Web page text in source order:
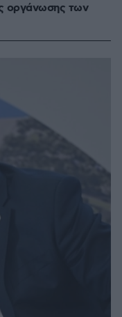
οργάνωσης των